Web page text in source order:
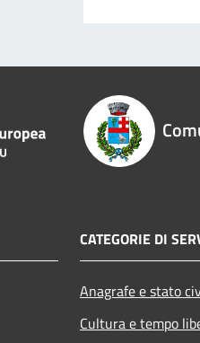
CATEGORIE DI
Anagrafe e stato
Cultura e tempo